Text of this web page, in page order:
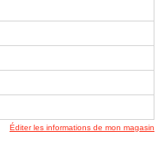
Éditer les informations de mon magasin